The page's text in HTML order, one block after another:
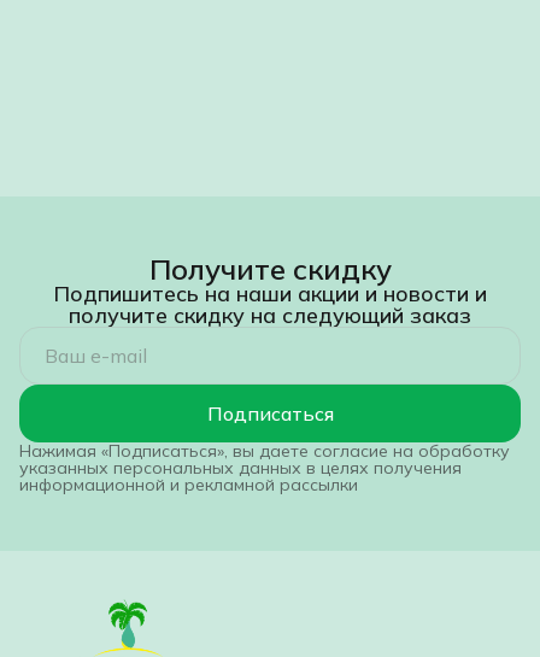
Получите скидку
Подпишитесь на наши акции и новости и
получите скидку на следующий заказ
Подписаться
Нажимая «Подписаться», вы даете согласие на обработку
указанных персональных данных в целях получения
информационной и рекламной рассылки